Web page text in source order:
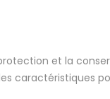
et la
caractéristiques